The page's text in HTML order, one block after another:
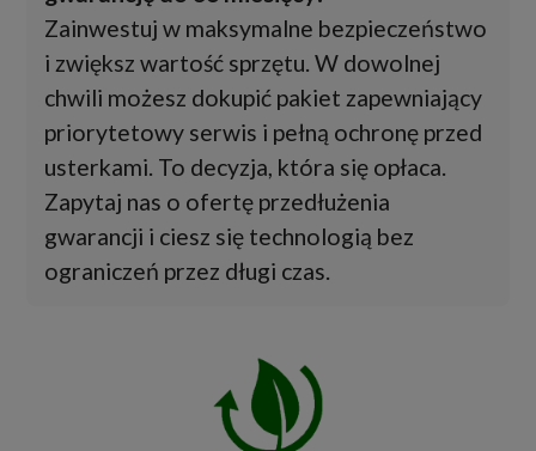
Zainwestuj w maksymalne bezpieczeństwo
i zwiększ wartość sprzętu. W dowolnej
chwili możesz dokupić pakiet zapewniający
priorytetowy serwis i pełną ochronę przed
usterkami. To decyzja, która się opłaca.
Zapytaj nas o ofertę przedłużenia
gwarancji i ciesz się technologią bez
ograniczeń przez długi czas.